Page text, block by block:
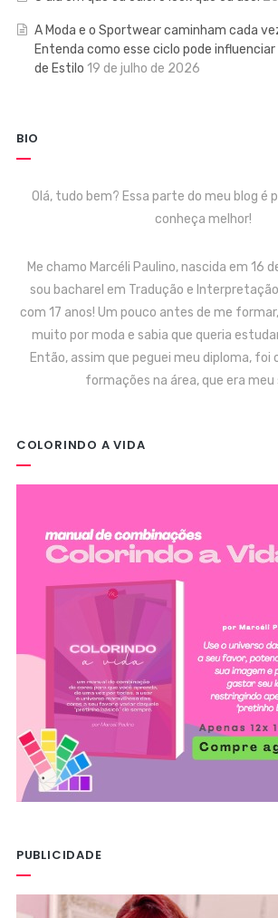
A Moda e o Sportwear caminham cada
Entenda como esse ciclo pode
de Estilo 19 de julho de 2026
BIO
Olá, tudo bem? Essa parte do meu blog é
conheça melhor!
Me chamo Marcéli Paulino, nascida em 16
sou bacharel em Tradução e
com 17 anos! Um pouco antes de me
muito por moda e sabia que queria
Então, assim que peguei meu diploma, foi
formações na área, que era meu
COLORINDO A VIDA
PUBLICIDADE